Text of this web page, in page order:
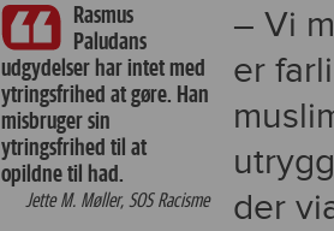
Rasmus
Paludans
udgydelser har intet med
ytringsfrihed at gøre. Han
misbruger sin
ytringsfrihed til at
opildne til had.
Jette M. Møller, SOS Racisme
– Vi
er
der